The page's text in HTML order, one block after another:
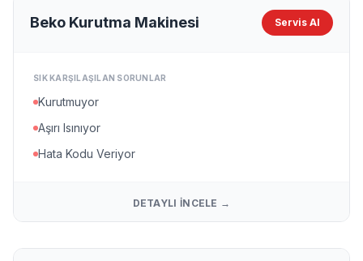
Beko Kurutma Makinesi Servis Al
SIK KARŞILAŞILAN SORUNLAR
Kurutmuyor
Aşırı Isınıyor
Hata Kodu Veriyor
DETAYLI İNCELE →